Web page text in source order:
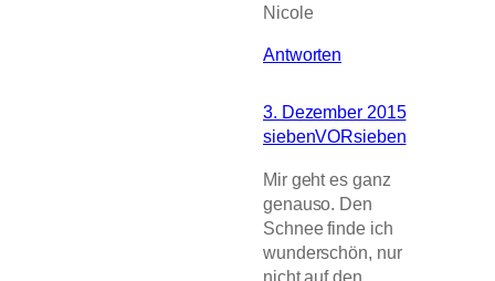
Nicole
Antworten
3. Dezember 2015
siebenVORsieben
Mir geht es ganz
genauso. Den
Schnee finde ich
wunderschön, nur
nicht auf den